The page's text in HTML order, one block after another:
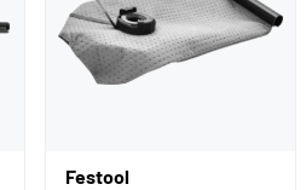
Festool